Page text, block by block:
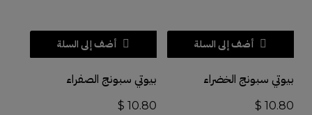
أضف إلى السلة
بيوتي سبونج الخضراء
$ 10.80
أضف إلى السلة
بيوتي سبونج الصفراء
$ 10.80